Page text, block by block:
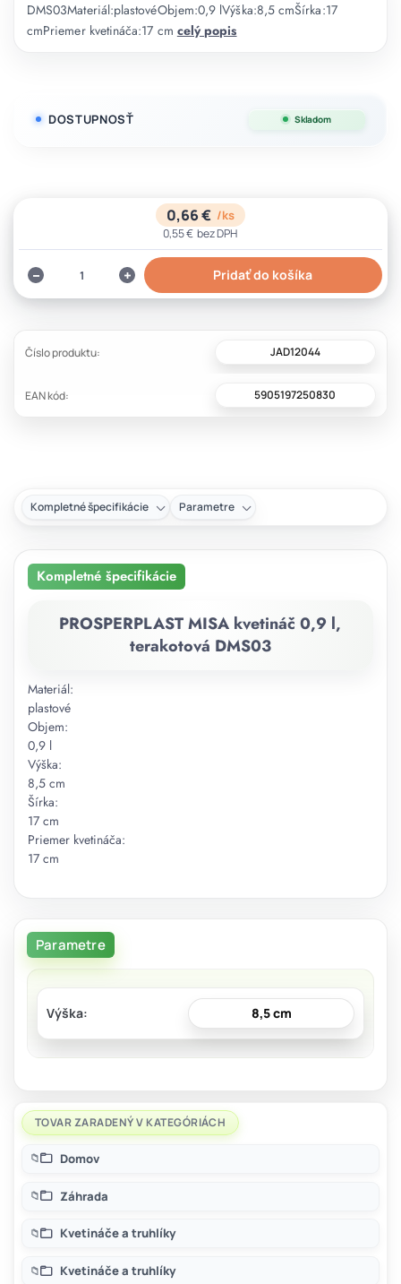
DMS03Materiál:plastovéObjem:0,9 lVýška:8,5 cmŠírka:17
cmPriemer kvetináča:17 cm celý popis
DOSTUPNOSŤ Skladom
0,66 € /ks
0,55 € bez DPH
Pridať do košíka
Číslo produktu: JAD12044
EAN kód: 5905197250830
Kompletné špecifikácie Parametre
Kompletné špecifikácie
PROSPERPLAST MISA kvetináč 0,9 l,
terakotová DMS03
Materiál:
plastové
Objem:
0,9 l
Výška:
8,5 cm
Šírka:
17 cm
Priemer kvetináča:
17 cm
Parametre
Výška 8,5 cm
TOVAR ZARADENÝ V KATEGÓRIÁCH
Domov
Záhrada
Kvetináče a truhlíky
Kvetináče a truhlíky